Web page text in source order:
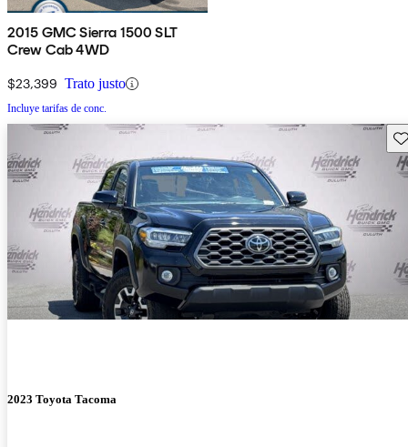
2015 GMC Sierra 1500 SLT
Crew Cab 4WD
$23,399 Trato justo
Incluye tarifas de conc.
2023 Toyota Tacoma